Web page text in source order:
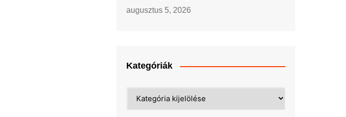
augusztus 5, 2026
Kategóriák